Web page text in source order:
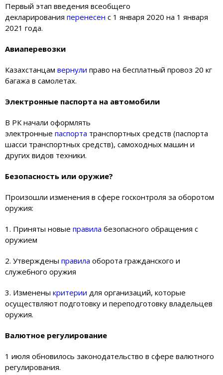
Первый этап введения всеобщего
декларирования перенесен с 1 января 2020 на 1 января
2021 года.
Авиаперевозки
Казахстанцам вернули право на бесплатный провоз 20 кг
багажа в самолетах.
Электронные паспорта на автомобили
В РК начали оформлять
электронные паспорта транспортных средств (паспорта
шасси транспортных средств), самоходных машин и
других видов техники.
Безопасность или оружие?
Произошли изменения в сфере госконтроля за оборотом
оружия:
1. Приняты новые правила безопасного обращения с
оружием
2. Утверждены правила оборота гражданского и
служебного оружия
3. Изменены критерии для организаций, которые
осуществляют подготовку и переподготовку владельцев
оружия.
Валютное регулирование
1 июля обновилось законодательство в сфере валютного
регулирования.